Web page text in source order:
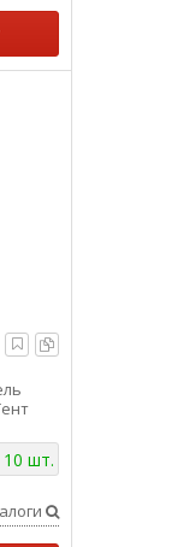
10 шт.